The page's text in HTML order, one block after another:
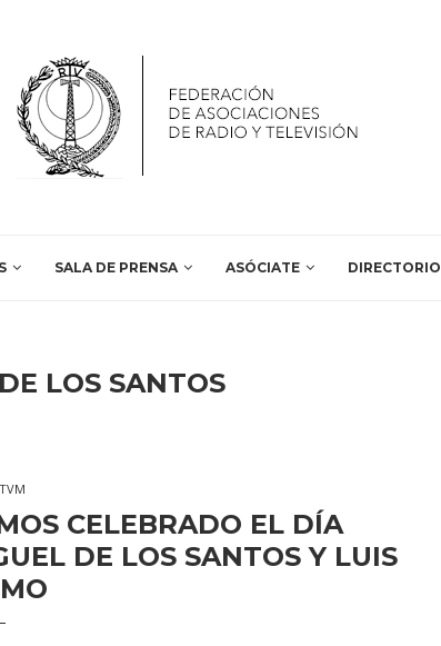
SALA DE PRENSA ASÓCIATE DIRECTORIO
LOS SANTOS
CELEBRADO EL DÍA
DE LOS SANTOS Y LUIS